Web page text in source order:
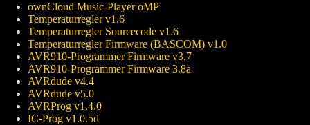
ownCloud Music-Player oMP
Temperaturregler v1.6
Temperaturregler Sourcecode v1.6
Temperaturregler Firmware (BASCOM) v1.0
AVR910-Programmer Firmware v3.7
AVR910-Programmer Firmware 3.8a
AVRdude v4.4
AVRdude v5.0
AVRProg v1.4.0
IC-Prog v1.0.5d